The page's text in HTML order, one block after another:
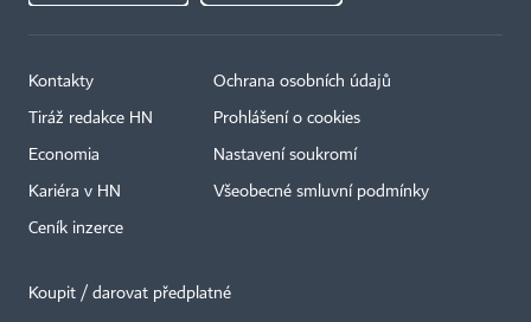
Kontakty
Tiráž redakce HN
Economia
Kariéra v HN
Ceník inzerce
Ochrana osobních údajů
Prohlášení o cookies
Nastavení soukromí
Všeobecné smluvní podmínky
Koupit / darovat předplatné